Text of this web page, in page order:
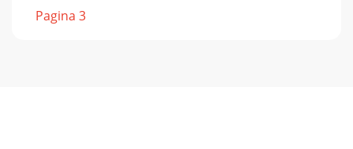
Pagina 3